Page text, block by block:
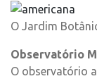
O Jardim
Observatório
O observatório